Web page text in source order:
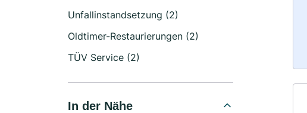
Unfallinstandsetzung (2)
Oldtimer-Restaurierungen (2)
TÜV Service (2)
In der Nähe